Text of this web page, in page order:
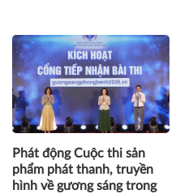
Phát động Cuộc thi sản
phẩm phát thanh, truyền
hình về gương sáng trong